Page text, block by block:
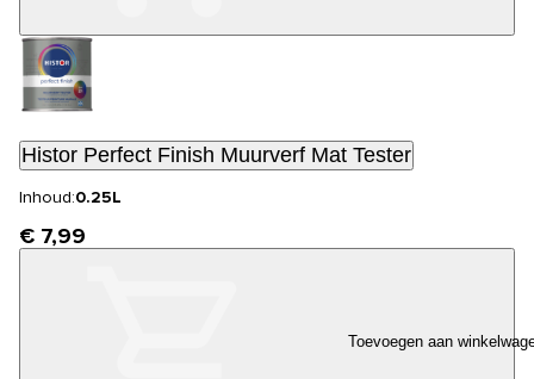
Histor Perfect Finish Muurverf Mat Tester
Inhoud:0.25L
€ 7,99
Toevoegen aan